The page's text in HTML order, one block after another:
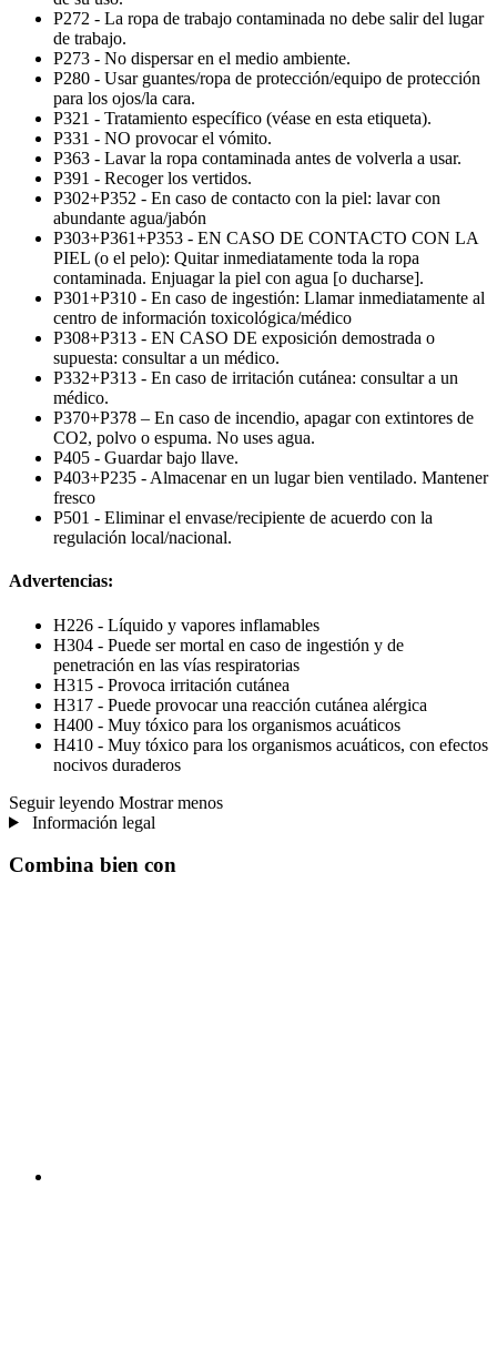
P272 - La ropa de trabajo contaminada no debe salir del lugar
de trabajo.
P273 - No dispersar en el medio ambiente.
P280 - Usar guantes/ropa de protección/equipo de protección
para los ojos/la cara.
P321 - Tratamiento específico (véase en esta etiqueta).
P331 - NO provocar el vómito.
P363 - Lavar la ropa contaminada antes de volverla a usar.
P391 - Recoger los vertidos.
P302+P352 - En caso de contacto con la piel: lavar con
abundante agua/jabón
P303+P361+P353 - EN CASO DE CONTACTO CON LA
PIEL (o el pelo): Quitar inmediatamente toda la ropa
contaminada. Enjuagar la piel con agua [o ducharse].
P301+P310 - En caso de ingestión: Llamar inmediatamente al
centro de información toxicológica/médico
P308+P313 - EN CASO DE exposición demostrada o
supuesta: consultar a un médico.
P332+P313 - En caso de irritación cutánea: consultar a un
médico.
P370+P378 – En caso de incendio, apagar con extintores de
CO2, polvo o espuma. No uses agua.
P405 - Guardar bajo llave.
P403+P235 - Almacenar en un lugar bien ventilado. Mantener
fresco
P501 - Eliminar el envase/recipiente de acuerdo con la
regulación local/nacional.
Advertencias:
H226 - Líquido y vapores inflamables
H304 - Puede ser mortal en caso de ingestión y de
penetración en las vías respiratorias
H315 - Provoca irritación cutánea
H317 - Puede provocar una reacción cutánea alérgica
H400 - Muy tóxico para los organismos acuáticos
H410 - Muy tóxico para los organismos acuáticos, con efectos
nocivos duraderos
Seguir leyendo Mostrar menos
Información legal
Combina bien con